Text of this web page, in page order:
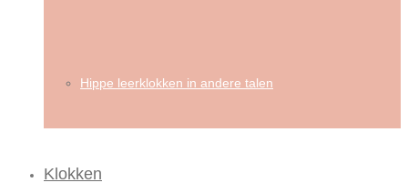
Hippe leerklokken in andere talen
Klokken